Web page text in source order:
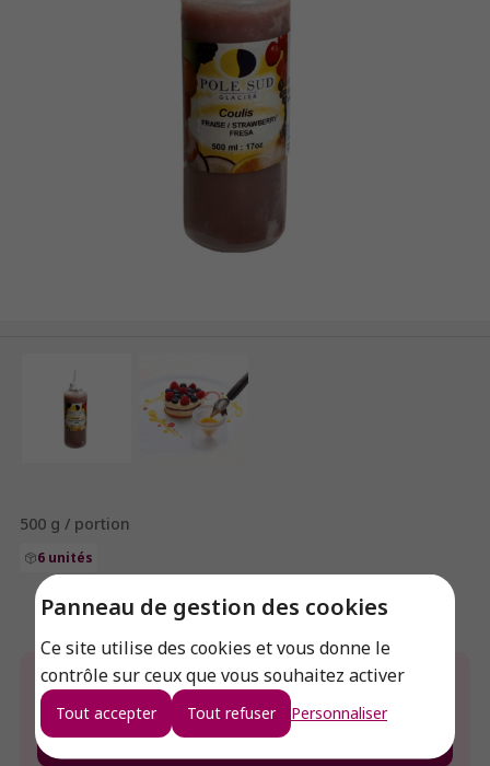
Panneau de gestion des cookies
Ce site utilise des cookies et vous donne le
contrôle sur ceux que vous souhaitez activer
Tout accepter Tout refuser Personnaliser
500 g / portion
6 unités
Envie de connaitre le prix de ce produit ?
Connexion